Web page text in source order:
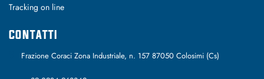
Tracking on line
CONTATTI
Frazione Coraci Zona Industriale, n. 157 87050 Colosimi (Cs)